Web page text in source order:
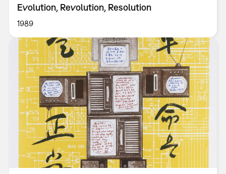
Evolution, Revolution, Resolution
1989